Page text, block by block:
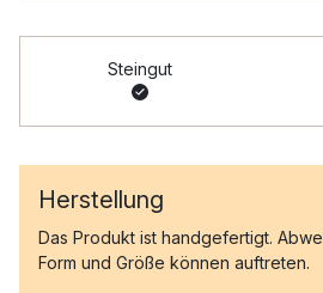
Steingut
Herstellung
Das Produkt ist handgefertigt.
Form und Größe können auftreten.